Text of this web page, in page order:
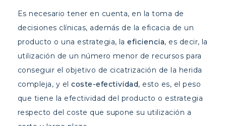
Es necesario tener en cuenta, en la toma de
decisiones clínicas, además de la eficacia de un
producto o una estrategia, laeficiencia, es decir, la
utilización de un número menor de recursos para
conseguir el objetivo de cicatrización de la herida
compleja, y elcoste-efectividad, esto es, el peso
que tiene la efectividad del producto o estrategia
respecto del coste que supone su utilización a